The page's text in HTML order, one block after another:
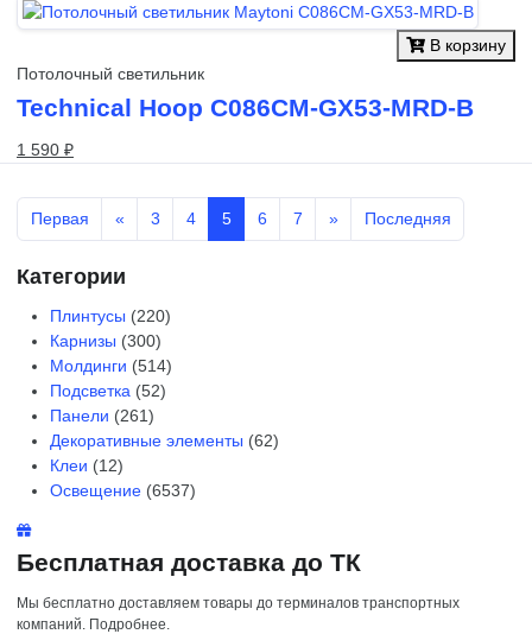
В корзину
Потолочный светильник
Technical Hoop C086CM-GX53-MRD-B
1 590 ₽
Первая « 3 4 5 6 7 » Последняя
Категории
Плинтусы (220)
Карнизы (300)
Молдинги (514)
Подсветка (52)
Панели (261)
Декоративные элементы (62)
Клеи (12)
Освещение (6537)
Бесплатная доставка до ТК
Мы бесплатно доставляем товары до терминалов транспортных
компаний. Подробнее.